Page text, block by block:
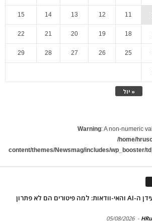
« יול
11
12
13
14
15
18
19
20
21
22
25
26
27
28
29
Warning: A non-numeric
/home/
content/themes/Newsmag/includes/wp_booster/
שימור עובדים בעידן ה-AI והאי-וודאות: למה פיטורים הם לא פתרון
-
05/08/2026